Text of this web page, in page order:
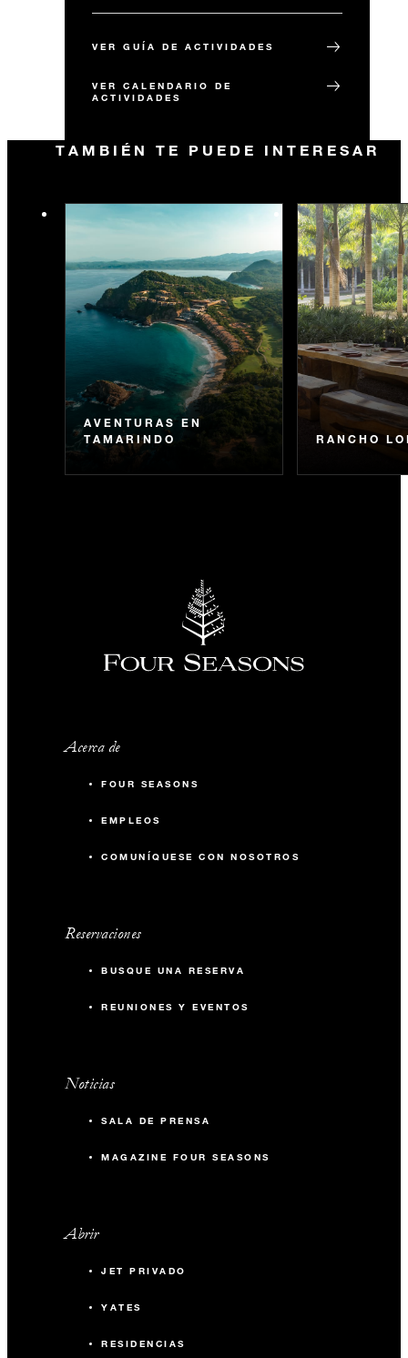
VER GUÍA DE ACTIVIDADES
VER CALENDARIO DE
ACTIVIDADES
TAMBIÉN TE PUEDE INTERESAR
AVENTURAS EN
TAMARINDO
RANCHO
Acerca de
FOUR SEASONS
EMPLEOS
COMUNÍQUESE CON NOSOTROS
Reservaciones
BUSQUE UNA RESERVA
REUNIONES Y EVENTOS
Noticias
SALA DE PRENSA
MAGAZINE FOUR SEASONS
Abrir
JET PRIVADO
YATES
RESIDENCIAS